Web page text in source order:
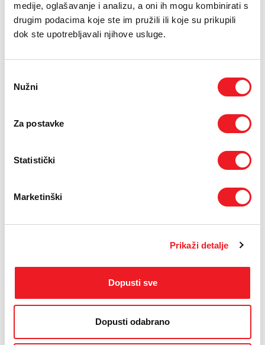
medije, oglašavanje i analizu, a oni ih mogu kombinirati s
drugim podacima koje ste im pružili ili koje su prikupili
dok ste upotrebljavali njihove usluge.
pristanka
Nužni
Za postavke
Statistički
Marketinški
Prikaži detalje
Dopusti sve
Dopusti odabrano
TELEFONSKI IMENIK
Mepas Mall & HT Eronet NOGOMANIA izazvali su pravu
euforiju na platou Mepas Malla, a natjecatelji koji su se
u nogometno ludilo koje počinje za dva dana na Svjetskom
fotougođaja s Nogomanije!